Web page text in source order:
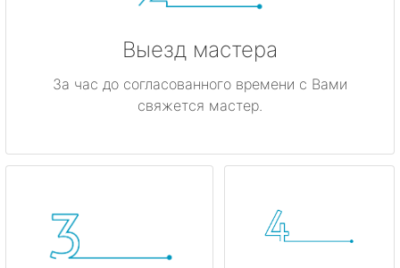
Выезд мастера
За час до согласованного времени с Вами
свяжется мастер.